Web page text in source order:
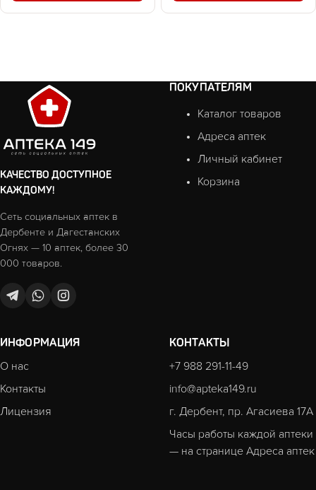
КАЧЕСТВО ДОСТУПНОЕ
КАЖДОМУ!
Сеть социальных аптек в
Дербенте и Дагестанских
Огнях — 10 аптек, более 30
000 товаров.
ПОКУПАТЕЛЯМ
Каталог товаров
Адреса аптек
Личный кабинет
Корзина
ИНФОРМАЦИЯ
О нас
Контакты
Лицензия
КОНТАКТЫ
+7 988 291-11-49
info@apteka149.ru
г. Дербент, пр. Агасиева 17А
Часы работы каждой аптеки
— на странице Адреса аптек